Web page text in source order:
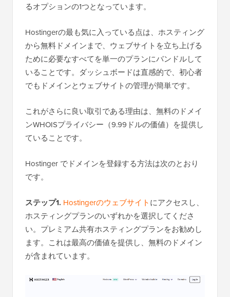
るオプションの1つとなっています。
Hostingerの最も気に入っている点は、ホスティング
から無料ドメインまで、ウェブサイトを立ち上げる
ために必要なすべてを単一のプランにバンドルして
いることです。ダッシュボードは直感的で、初心者
でもドメインとウェブサイトの管理が簡単です。
これがさらに良い取引である理由は、無料のドメイ
ンWHOISプライバシー（9.99ドルの価値）を提供し
ていることです。
Hostinger でドメインを登録する方法は次のとおり
です。
ステップ1. Hostingerのウェブサイトにアクセスし、
ホスティングプランのいずれかを選択してくださ
い。プレミアム共有ホスティングプランをお勧めし
ます。これは最高の価値を提供し、無料のドメイン
が含まれています。